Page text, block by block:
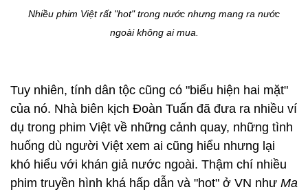
Nhiều phim Việt rất "hot" trong nước nhưng mang ra nước
ngoài không ai mua.
Tuy nhiên, tính dân tộc cũng có "biểu hiện hai mặt"
của nó. Nhà biên kịch Đoàn Tuấn đã đưa ra nhiều ví
dụ trong phim Việt về những cảnh quay, những tình
huống dù người Việt xem ai cũng hiểu nhưng lại
khó hiểu với khán giả nước ngoài. Thậm chí nhiều
phim truyền hình khá hấp dẫn và "hot" ở VN như Ma